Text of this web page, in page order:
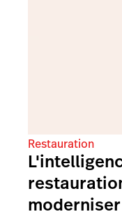
Restauration